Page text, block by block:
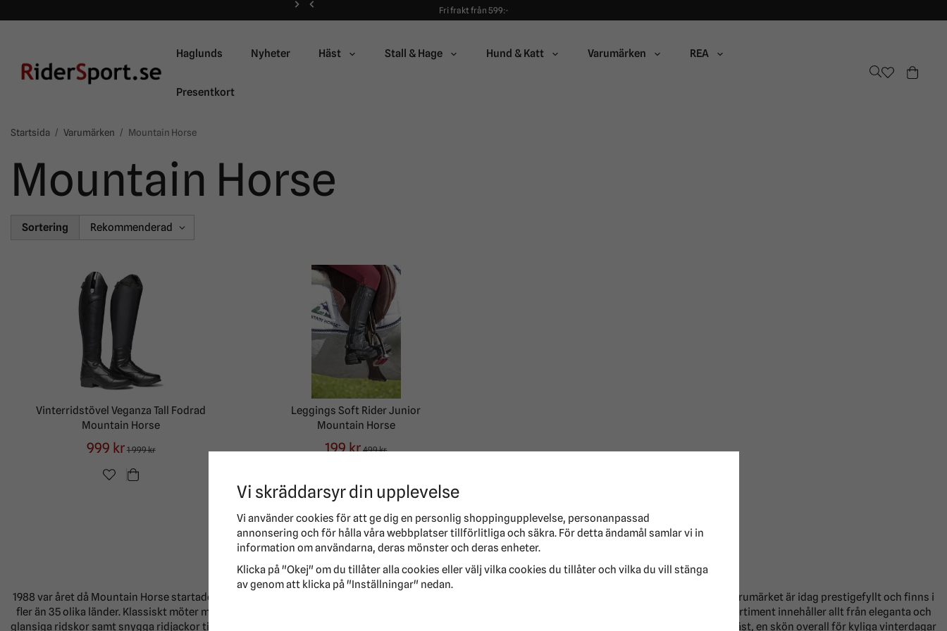
Fri frakt från 599:-
90 dagars öppet köp!
90 dagars öppet köp!
Haglunds Nyheter Häst Stall & Hage Hund & Katt Varumärken REA
Presentkort
Startsida / Varumärken / Mountain Horse
Mountain Horse
Sortering
Vinterridstövel Veganza Tall Fodrad
Mountain Horse
999 kr 1 999 kr
Leggings Soft Rider Junior
Mountain Horse
199 kr 499 kr
Mountain Horse
1988 var året då Mountain Horse startades upp. Något som är unikt för märket är att grundaren Lars skapade de första vinterridstövlarna någonsin. Varumärket är idag prestigefyllt och finns i
fler än 35 olika länder. Klassiskt möter modernt i varumärkets design och genomtänkta detaljer är något som också definierar den. Mountain Horse sortiment innehåller allt från eleganta och
glansiga ridskor samt snygga ridjackor till mjuka lyxiga ridbyxor och varma bekväma ridhandskar. Hos oss på Ridersport hittar du också en lättviktig väst, en skön overall för kyliga vinterdagar
Vi skräddarsyr din upplevelse
Vi använder cookies för att ge dig en personlig shoppingupplevelse, personanpassad
annonsering och för hålla våra webbplatser tillförlitliga och säkra. För detta ändamål samlar vi in
information om användarna, deras mönster och deras enheter.
Klicka på "Okej" om du tillåter alla cookies eller välj vilka cookies du tillåter och vilka du vill stänga
av genom att klicka på "Inställningar" nedan.